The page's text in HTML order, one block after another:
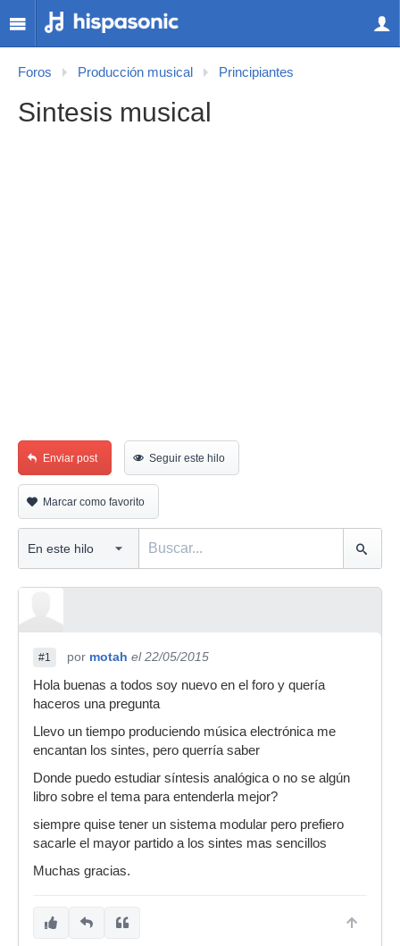
Foros Producción musical Principiantes
Sintesis musical
Enviar post Seguir este hilo
Marcar como favorito
#1 por motah el 22/05/2015
Hola buenas a todos soy nuevo en el foro y quería
haceros una pregunta
Llevo un tiempo produciendo música electrónica me
encantan los sintes, pero querría saber
Donde puedo estudiar síntesis analógica o no se algún
libro sobre el tema para entenderla mejor?
siempre quise tener un sistema modular pero prefiero
sacarle el mayor partido a los sintes mas sencillos
Muchas gracias.